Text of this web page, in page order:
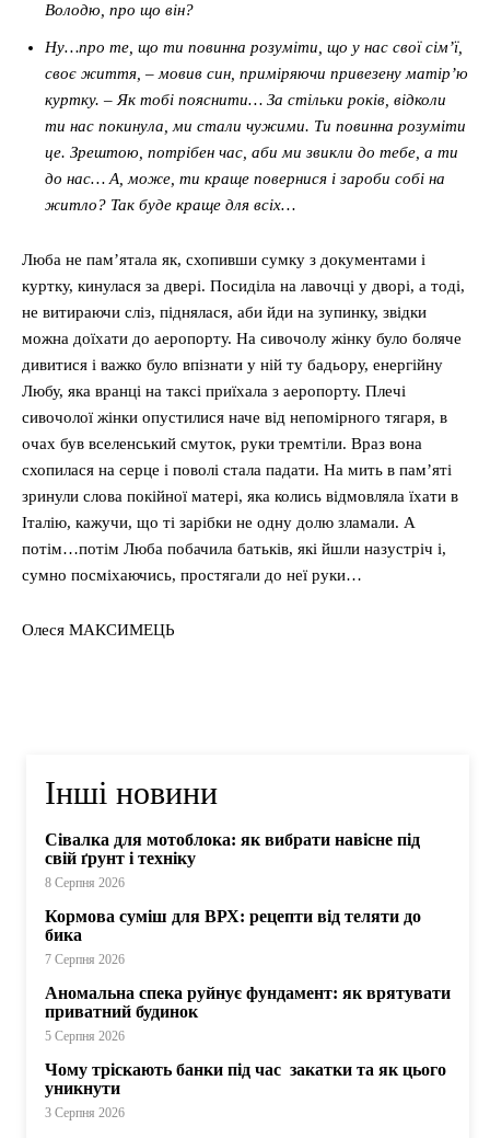
Володю, про що він?
Ну…про те, що ти повинна розуміти, що у нас свої сім’ї,
своє життя, – мовив син, приміряючи привезену матір’ю
куртку. – Як тобі пояснити… За стільки років, відколи
ти нас покинула, ми стали чужими. Ти повинна розуміти
це. Зрештою, потрібен час, аби ми звикли до тебе, а ти
до нас… А, може, ти краще повернися і зароби собі на
житло? Так буде краще для всіх…
Люба не пам’ятала як, схопивши сумку з документами і
куртку, кинулася за двері. Посиділа на лавочці у дворі, а тоді,
не витираючи сліз, піднялася, аби йди на зупинку, звідки
можна доїхати до аеропорту. На сивочолу жінку було боляче
дивитися і важко було впізнати у ній ту бадьору, енергійну
Любу, яка вранці на таксі приїхала з аеропорту. Плечі
сивочолої жінки опустилися наче від непомірного тягаря, в
очах був вселенський смуток, руки тремтіли. Враз вона
схопилася на серце і поволі стала падати. На мить в пам’яті
зринули слова покійної матері, яка колись відмовляла їхати в
Італію, кажучи, що ті зарібки не одну долю зламали. А
потім…потім Люба побачила батьків, які йшли назустріч і,
сумно посміхаючись, простягали до неї руки…
Олеся МАКСИМЕЦЬ
Інші новини
Сівалка для мотоблока: як вибрати навісне під
свій ґрунт і техніку
8 Серпня 2026
Кормова суміш для ВРХ: рецепти від теляти до
бика
7 Серпня 2026
Аномальна спека руйнує фундамент: як врятувати
приватний будинок
5 Серпня 2026
Чому тріскають банки під час закатки та як цього
уникнути
3 Серпня 2026